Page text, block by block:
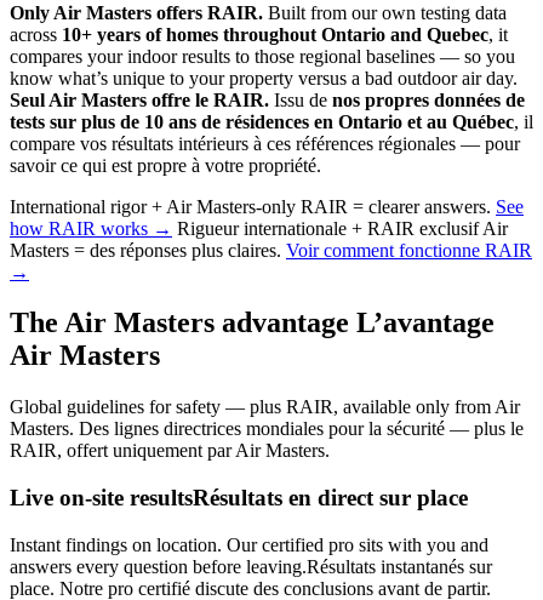
Only Air Masters offers RAIR. Built from our own testing data
across 10+ years of homes throughout Ontario and Quebec, it
compares your indoor results to those regional baselines — so you
know what’s unique to your property versus a bad outdoor air day.
Seul Air Masters offre le RAIR. Issu de nos propres données de
tests sur plus de 10 ans de résidences en Ontario et au Québec, il
compare vos résultats intérieurs à ces références régionales — pour
savoir ce qui est propre à votre propriété.
International rigor + Air Masters-only RAIR = clearer answers. See
how RAIR works → Rigueur internationale + RAIR exclusif Air
Masters = des réponses plus claires. Voir comment fonctionne RAIR
→
The Air Masters advantage L’avantage
Air Masters
Global guidelines for safety — plus RAIR, available only from Air
Masters. Des lignes directrices mondiales pour la sécurité — plus le
RAIR, offert uniquement par Air Masters.
Live on-site resultsRésultats en direct sur place
Instant findings on location. Our certified pro sits with you and
answers every question before leaving.Résultats instantanés sur
place. Notre pro certifié discute des conclusions avant de partir.